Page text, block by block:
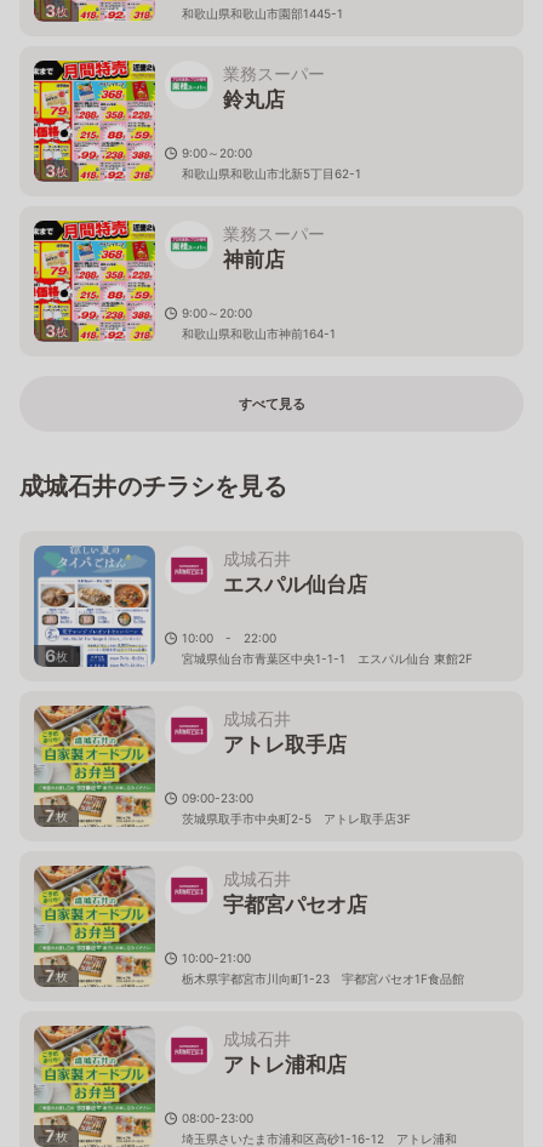
3枚
和歌山県和歌山市園部1445-1
3枚
業務スーパー
鈴丸店
9:00～20:00
和歌山県和歌山市北新5丁目62-1
3枚
業務スーパー
神前店
9:00～20:00
和歌山県和歌山市神前164-1
すべて見る
成城石井のチラシを見る
6枚
成城石井
エスパル仙台店
10:00 - 22:00
宮城県仙台市青葉区中央1-1-1 エスパル仙台 東館2F
7枚
成城石井
アトレ取手店
09:00-23:00
茨城県取手市中央町2-5 アトレ取手店3F
7枚
成城石井
宇都宮パセオ店
10:00-21:00
栃木県宇都宮市川向町1-23 宇都宮パセオ1F食品館
7枚
成城石井
アトレ浦和店
08:00-23:00
埼玉県さいたま市浦和区高砂1-16-12 アトレ浦和